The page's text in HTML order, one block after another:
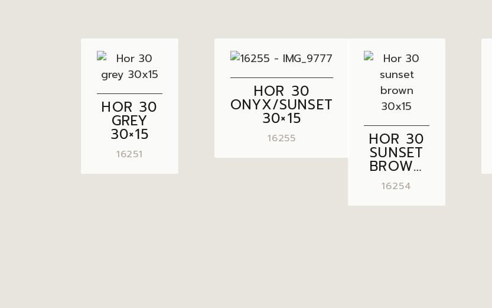
HOR 30
GREY
30×15
16251
HOR 30
ONYX/SUNSET
30×15
16255 HOR 30
SUNSET
BROWN
30×15
16254